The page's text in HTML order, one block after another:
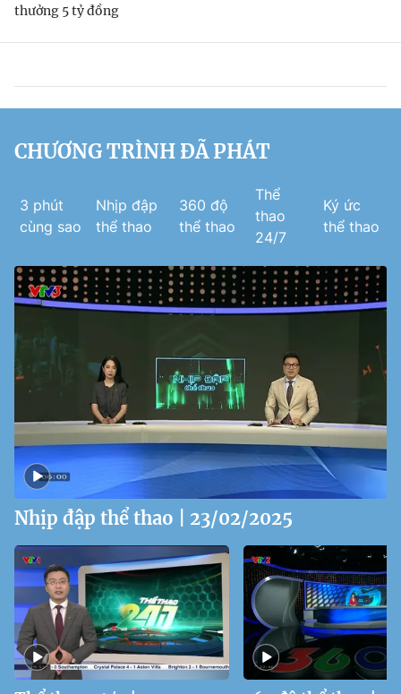
thưởng 5 tỷ đồng
CHƯƠNG TRÌNH ĐÃ PHÁT
3 phút
cùng sao
Nhịp đập
thể thao
360 độ
thể thao
Thể
thao
24/7
Ký ức
thể thao
Nhịp đập thể thao | 23/02/2025